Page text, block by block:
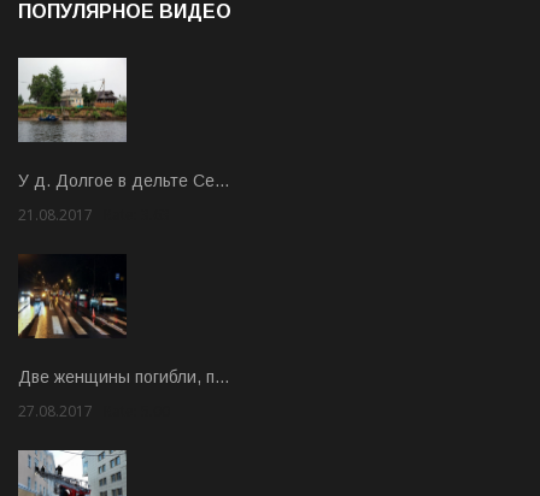
ПОПУЛЯРНОЕ ВИДЕО
У д. Долгое в дельте Се…
21.08.2017
Две женщины погибли, п…
27.08.2017